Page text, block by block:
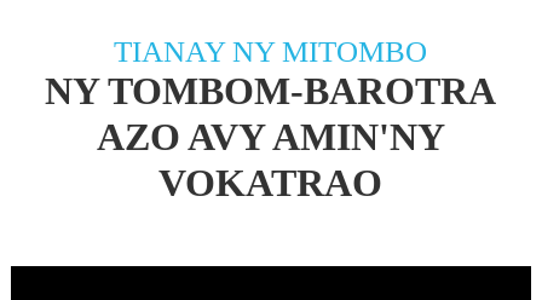
TIANAY NY MITOMBO
NY TOMBOM-BAROTRA
AZO AVY AMIN'NY
VOKATRAO